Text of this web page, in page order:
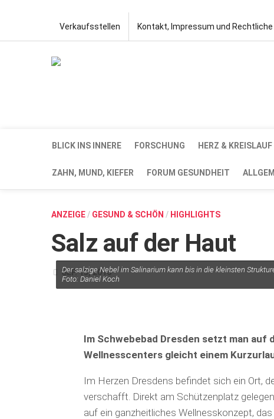
Verkaufsstellen Kontakt, Impressum und Rechtliche
BLICK INS INNERE FORSCHUNG HERZ & KREISLAUF
ZAHN, MUND, KIEFER FORUM GESUNDHEIT
ANZEIGE / GESUND & SCHÖN / HIGHLIGHTS
Salz auf der Haut
SEP. 15, 2016
Der salzige Nebel im Salinarium kann bis in die kleinsten
Foto: Daniel Koch
Im Schwebebad Dresden setzt man auf
Wellnesscenters gleicht einem
Im Herzen Dresdens befindet sich ein Ort,
verschafft. Direkt am Schützenplatz
auf ein ganzheitliches Wellnesskonzept,